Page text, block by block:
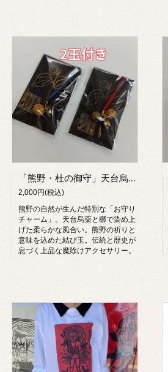
「熊野・杜の御守」天台烏薬・梛で染め上げたストラップ
2,000円(税込)
熊野の自然が生んだ特別な「お守り
チャーム」。天台烏薬と梛で染め上
げた柔らかな風合い。熊野の祈りと
意味を込めた結び玉。伝統と歴史が
息づく上品な魔除けアクセサリー。